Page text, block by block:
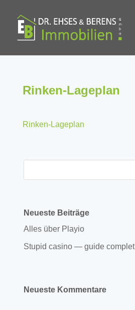
Rinken-Lageplan
Rinken-Lageplan
Neueste Beiträge
Alles über Playio
Stupid casino — guide complet
Neueste Kommentare